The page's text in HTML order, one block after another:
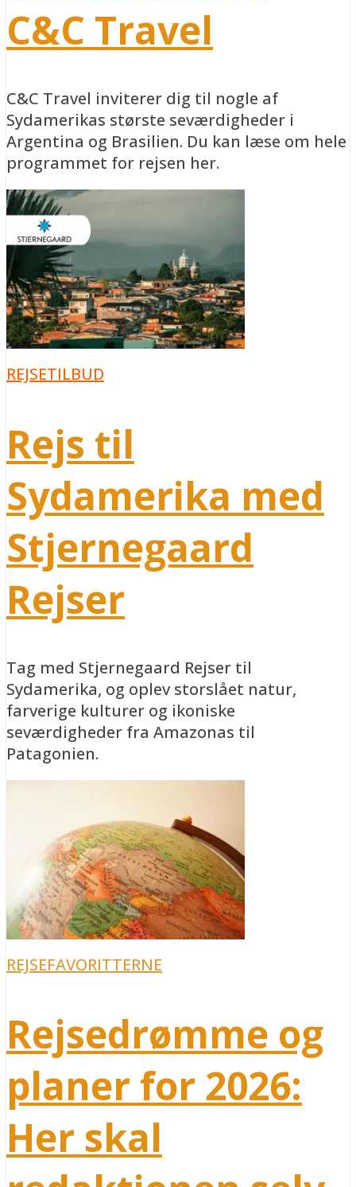
C&C Travel
C&C Travel inviterer dig til nogle af
Sydamerikas største seværdigheder i
Argentina og Brasilien. Du kan læse om hele
programmet for rejsen her.
REJSETILBUD
Rejs til
Sydamerika med
Stjernegaard
Rejser
Tag med Stjernegaard Rejser til
Sydamerika, og oplev storslået natur,
farverige kulturer og ikoniske
seværdigheder fra Amazonas til
Patagonien.
REJSEFAVORITTERNE
Rejsedrømme og
planer for 2026:
Her skal